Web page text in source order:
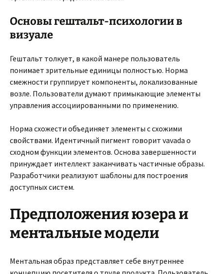
Основы гештальт-психологии в
визуале
Гештальт толкует, в какой манере пользователь
понимает зрительные единицы полностью. Норма
смежности группирует компоненты, локализованные
возле. Пользователи думают примыкающие элементы
управления ассоциированными по применению.
Норма схожести объединяет элементы с схожими
свойствами. Идентичный пигмент говорит vavada о
сходном функции элементов. Основа завершенности
принуждает интеллект заканчивать частичные образы.
Разработчики реализуют шаблоны для построения
доступных систем.
Предположения юзера и
ментальные модели
Ментальная образ представляет себе внутреннее